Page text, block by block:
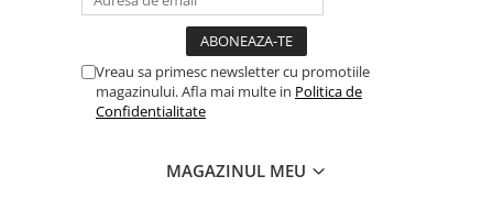
Vreau sa primesc newsletter cu promotiile
magazinului. Afla mai multe in Politica de
Confidentialitate
MAGAZINUL MEU